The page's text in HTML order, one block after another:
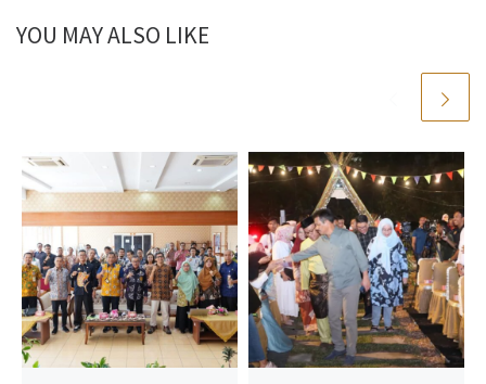
YOU MAY ALSO LIKE